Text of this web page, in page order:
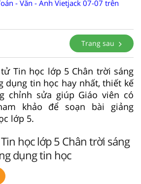
- Văn - Anh Vietjack 07-07 trên
Trang sau
Tin học lớp 5 Chân trời sáng
dụng tin học hay nhất, thiết kế
chỉnh sửa giúp Giáo viên có
khảo để soạn bài giảng
lớp 5.
học lớp 5 Chân trời sáng
dụng tin học